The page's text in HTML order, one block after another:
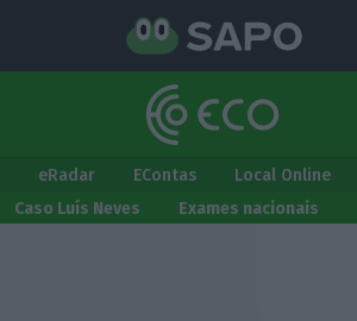
eRadar EContas Local Online
Caso Luís Neves Exames nacionais